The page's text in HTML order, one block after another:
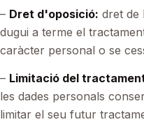
– Dret d'oposició: dret de
dugui a terme el
caràcter personal o se
– Limitació del
les dades personals
limitar el seu futur